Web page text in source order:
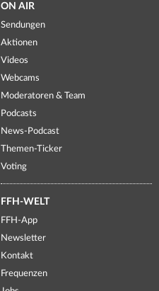
ON AIR
Sendungen
Aktionen
Videos
Webcams
Moderatoren & Team
Podcasts
News-Podcast
Themen-Ticker
Voting
FFH-WELT
FFH-App
Newsletter
Kontakt
Frequenzen